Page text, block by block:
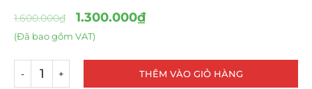
1.600.000₫ 1.300.000₫
(Đã bao gồm VAT)
THÊM VÀO GIỎ HÀNG